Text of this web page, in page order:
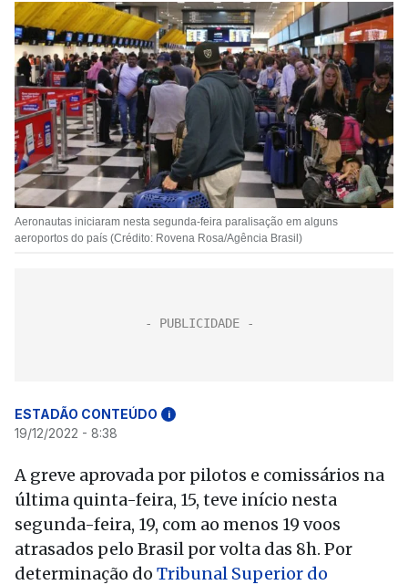
Aeronautas iniciaram nesta segunda-feira paralisação em alguns
aeroportos do país (Crédito: Rovena Rosa/Agência Brasil)
ESTADÃO CONTEÚDO i
19/12/2022 - 8:38
A greve aprovada por pilotos e comissários na
última quinta-feira, 15, teve início nesta
segunda-feira, 19, com ao menos 19 voos
atrasados pelo Brasil por volta das 8h. Por
determinação do Tribunal Superior do